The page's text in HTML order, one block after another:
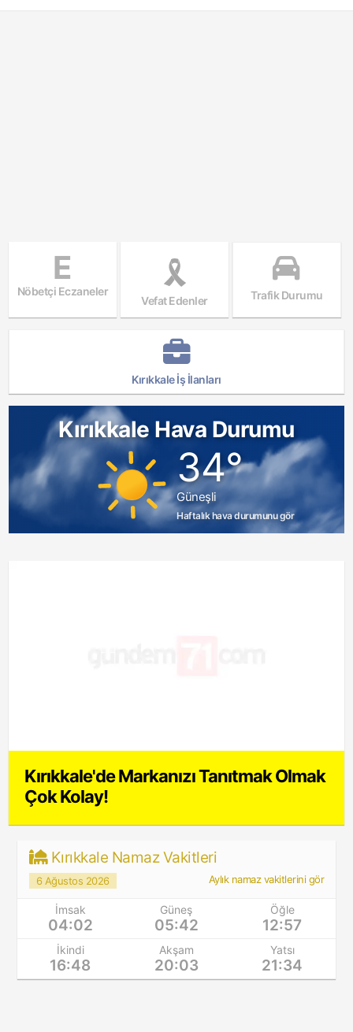
E
Nöbetçi Eczaneler
Vefat Edenler Trafik Durumu
Kırıkkale İş İlanları
Kırıkkale Hava Durumu
34°
Güneşli
Haftalık hava durumunu gör
Kırıkkale'de Markanızı Tanıtmak Olmak
Çok Kolay!
Kırıkkale Namaz Vakitleri
6 Ağustos 2026 Aylık namaz vakitlerini gör
İmsak
04:02
Güneş
05:42
Öğle
12:57
İkindi
16:48
Akşam
20:03
Yatsı
21:34